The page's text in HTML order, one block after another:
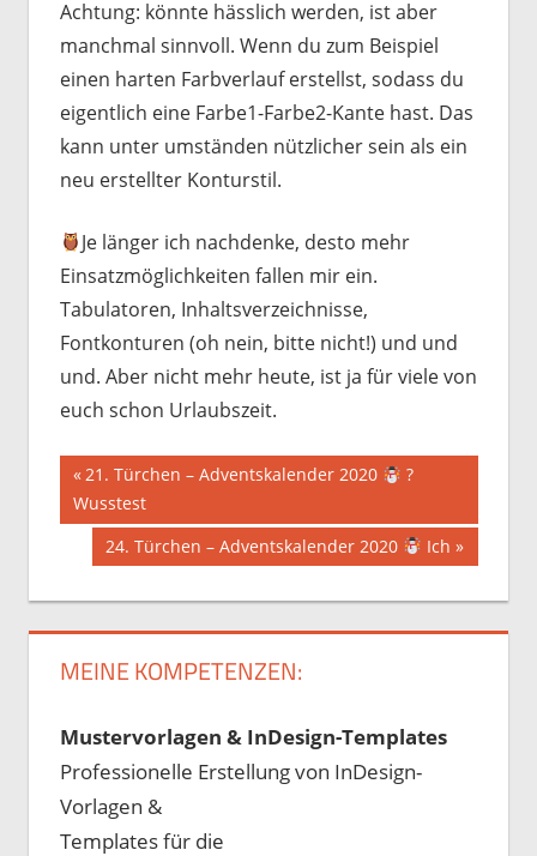
Achtung: könnte hässlich werden, ist aber
manchmal sinnvoll. Wenn du zum Beispiel
einen harten Farbverlauf erstellst, sodass du
eigentlich eine Farbe1-Farbe2-Kante hast. Das
kann unter umständen nützlicher sein als ein
neu erstellter Konturstil.
Je länger ich nachdenke, desto mehr
Einsatzmöglichkeiten fallen mir ein.
Tabulatoren, Inhaltsverzeichnisse,
Fontkonturen (oh nein, bitte nicht!) und und
und. Aber nicht mehr heute, ist ja für viele von
euch schon Urlaubszeit.
Beitragsnavigation
Vorheriger
Beitrag:
21. Türchen – Adventskalender 2020
?
Wusstest
Nächster
Beitrag:
24. Türchen – Adventskalender 2020 Ich
MEINE KOMPETENZEN:
Mustervorlagen & InDesign-Templates
Professionelle Erstellung von InDesign-
Vorlagen &
Templates für die